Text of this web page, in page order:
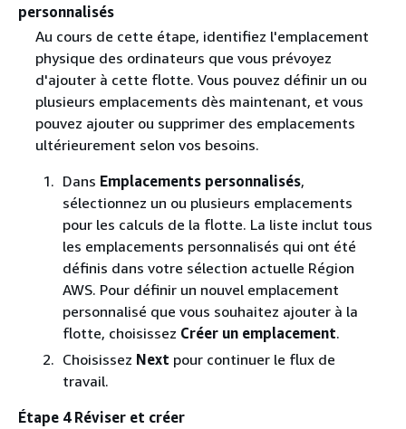
personnalisés
Au cours de cette étape, identifiez l'emplacement
physique des ordinateurs que vous prévoyez
d'ajouter à cette flotte. Vous pouvez définir un ou
plusieurs emplacements dès maintenant, et vous
pouvez ajouter ou supprimer des emplacements
ultérieurement selon vos besoins.
Dans Emplacements personnalisés,
sélectionnez un ou plusieurs emplacements
pour les calculs de la flotte. La liste inclut tous
les emplacements personnalisés qui ont été
définis dans votre sélection actuelle Région
AWS. Pour définir un nouvel emplacement
personnalisé que vous souhaitez ajouter à la
flotte, choisissez Créer un emplacement.
Choisissez Next pour continuer le flux de
travail.
Étape 4 Réviser et créer